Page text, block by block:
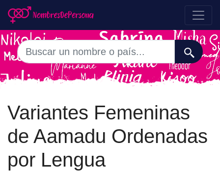
Variantes Femeninas
de Aamadu Ordenadas
por Lengua